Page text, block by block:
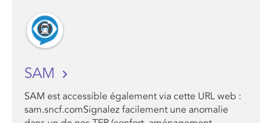
SAM
SAM est accessible également via cette URL web :
sam.sncf.comSignalez facilement une anomalie